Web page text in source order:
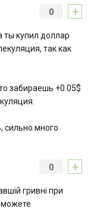
+
0
ты купил доллар
так как
забираешь +0.05$
сильно много
+
0
гривні при
можете